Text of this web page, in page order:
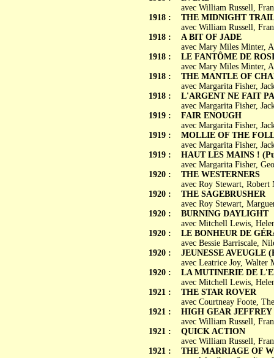
1918 :
1918 :
1918 :
1918 :
1918 :
1919 :
1919 :
1919 :
1920 :
1920 :
1920 :
1920 :
1920 :
1920 :
1921 :
1921 :
1921 :
1921 :
avec William Russell,
THE MIDNIGHT
avec William Russell,
A BIT OF JADE
avec Mary Miles Minter,
LE FANTÔME DE
avec Mary Miles Minter,
THE MANTLE OF
avec Margarita Fisher,
L'ARGENT NE FAIT
avec Margarita Fisher,
FAIR ENOUGH
avec Margarita Fisher,
MOLLIE OF THE
avec Margarita Fisher,
HAUT LES MAINS !
avec Margarita Fisher,
THE WESTERNERS
avec Roy Stewart,
THE SAGEBRUSHER
avec Roy Stewart,
BURNING DAYLIGHT
avec Mitchell Lewis,
LE BONHEUR DE
avec Bessie Barriscale,
JEUNESSE AVEUGLE
avec Leatrice Joy, Walter
LA MUTINERIE DE
avec Mitchell Lewis,
THE STAR ROVER
avec Courtneay Foote,
HIGH GEAR JEFFREY
avec William Russell,
QUICK ACTION
avec William Russell,
THE MARRIAGE OF